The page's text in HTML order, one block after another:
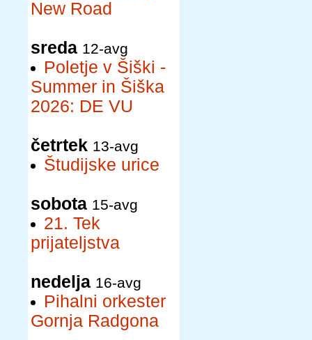
New Road
sreda 12-avg
Poletje v Šiški -
Summer in Šiška
2026: DE VU
četrtek 13-avg
Študijske urice
sobota 15-avg
21. Tek
prijateljstva
nedelja 16-avg
Pihalni orkester
Gornja Radgona